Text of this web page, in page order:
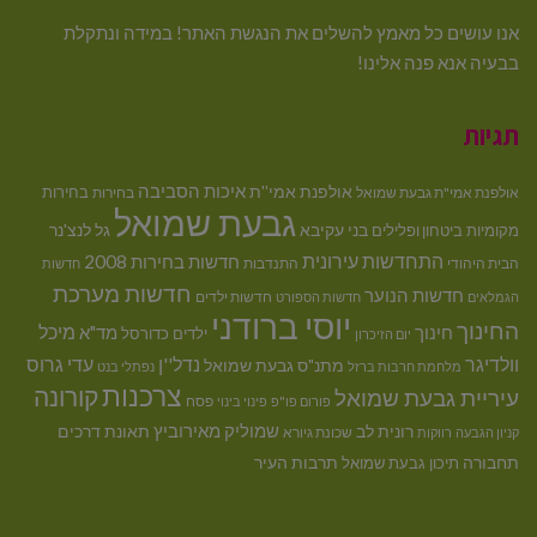
אנו עושים כל מאמץ להשלים את הנגשת האתר! במידה ונתקלת
בבעיה אנא פנה אלינו!
תגיות
אולפנת אמי"ת גבעת שמואל אולפנת אמי''תאיכות הסביבה בחירות בחירות
מקומיותביטחון ופלילים בני עקיבא גבעת שמואל גל לנצ'נר
הבית היהודי התחדשות עירונית התנדבות חדשות בחירות 2008 חדשות
הגמלאים חדשות הנוער חדשות הספורט חדשות ילדים חדשות מערכת
החינוך חינוך יום הזיכרון יוסי ברודני ילדים כדורסל מד"א מיכל
וולדיגר מלחמת חרבות ברזל מתנ"ס גבעת שמואל נדל''ן נפתלי בנט עדי גרוס
עיריית גבעת שמואל פורום פו"פ פינוי בינוי פסח צרכנותקורונה
קניון הגבעה רווקות רונית לב שכונת גיורא שמוליק מאירוביץ תאונת דרכים
תחבורה תיכון גבעת שמואל תרבות העיר